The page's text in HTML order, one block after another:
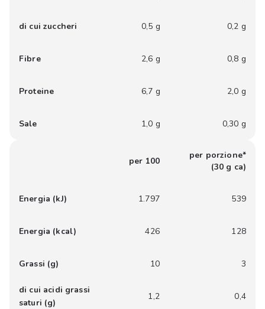
di cui zuccheri 0,5 g 0,2 g
Fibre 2,6 g 0,8 g
Proteine 6,7 g 2,0 g
Sale 1,0 g 0,30 g
per 100
per porzione*
(30 g ca)
Energia (kJ) 1.797 539
Energia (kcal) 426 128
Grassi (g) 10 3
di cui acidi grassi
saturi (g)
1,2 0,4